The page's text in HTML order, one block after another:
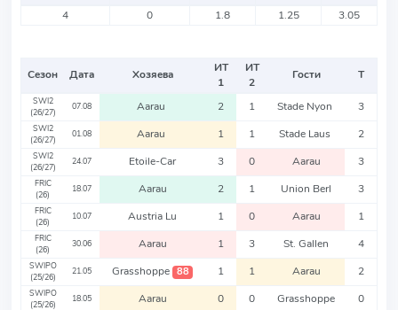
4
0 1.8 1.25 3.05
Сезон Дата Хозяева
ИТ
1
ИТ
2
Гости Т
SWI2
(26/27)
07.08 Aarau 2 1 Stade Nyon 3
SWI2
(26/27)
01.08 Aarau 1 1 Stade Laus 2
SWI2
(26/27)
24.07 Etoile-Car 3 0 Aarau 3
FRIC
(26)
18.07 Aarau 2 1 Union Berl 3
FRIC
(26)
10.07 Austria Lu 1 0 Aarau 1
FRIC
(26)
30.06 Aarau 1 3 St. Gallen 4
SWIPO
(25/26)
21.05 Grasshoppe 88 1 1 Aarau 2
SWIPO
(25/26)
18.05 Aarau 0 0 Grasshoppe 0